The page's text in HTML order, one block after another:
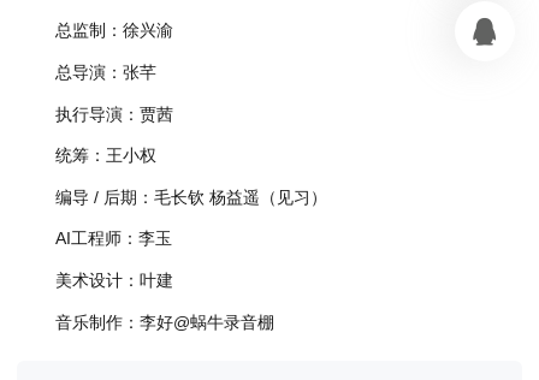
总监制：徐兴渝
总导演：张芊
执行导演：贾茜
统筹：王小权
编导 / 后期：毛长钦 杨益遥（见习）
AI工程师：李玉
美术设计：叶建
音乐制作：李好@蜗牛录音棚